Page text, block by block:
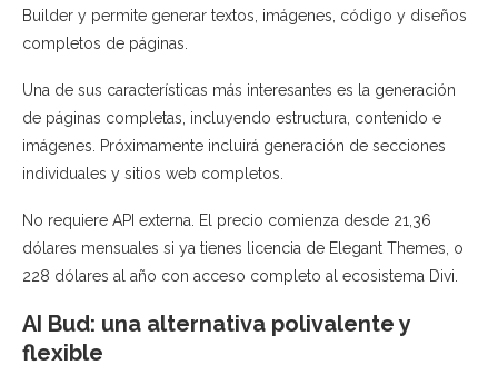
Builder y permite generar textos, imágenes, código y diseños
completos de páginas.
Una de sus características más interesantes es la generación
de páginas completas, incluyendo estructura, contenido e
imágenes. Próximamente incluirá generación de secciones
individuales y sitios web completos.
No requiere API externa. El precio comienza desde 21,36
dólares mensuales si ya tienes licencia de Elegant Themes, o
228 dólares al año con acceso completo al ecosistema Divi.
AI Bud: una alternativa polivalente y
flexible